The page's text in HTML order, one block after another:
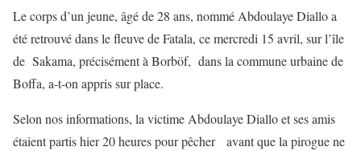
Le corps d’un jeune, âgé de 28 ans, nommé Abdoulaye Diallo a
été retrouvé dans le fleuve de Fatala, ce mercredi 15 avril, sur l’île
de Sakama, précisément à Borböf, dans la commune urbaine de
Boffa, a-t-on appris sur place.
Selon nos informations, la victime Abdoulaye Diallo et ses amis
étaient partis hier 20 heures pour pêcher avant que la pirogue ne